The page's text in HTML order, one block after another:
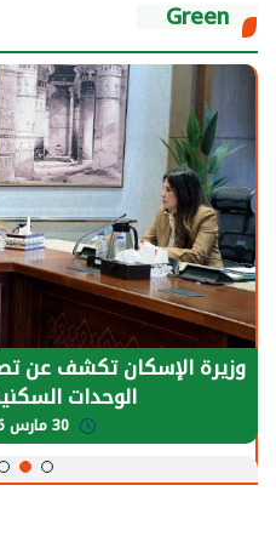
Green
الرئيس السيسي: توقف
يحتاج إلى سنوات لعودة